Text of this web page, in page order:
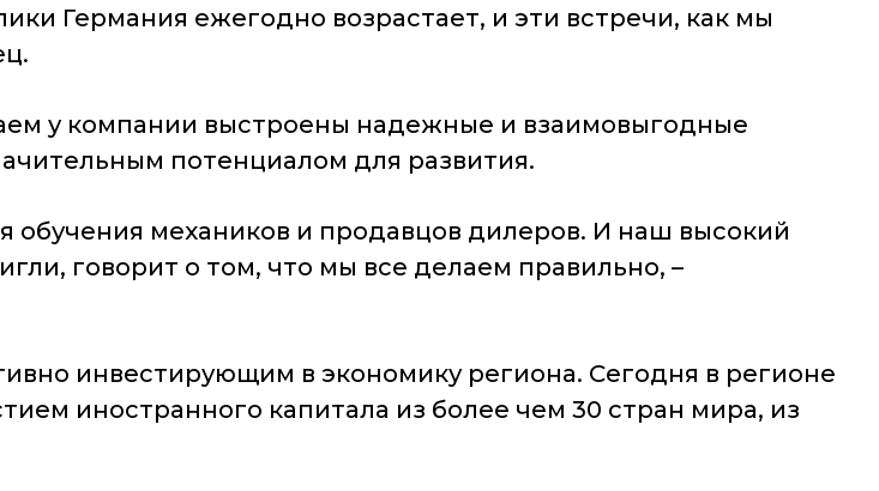
Германия ежегодно возрастает, и эти встречи, как мы
у компании выстроены надежные и взаимовыгодные
потенциалом для развития.
механиков и продавцов дилеров. И наш высокий
говорит о том, что мы все делаем правильно, –
инвестирующим в экономику региона. Сегодня в регионе
иностранного капитала из более чем 30 стран мира, из